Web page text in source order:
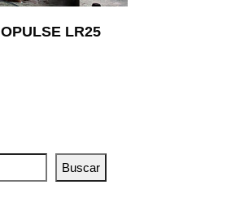
Buscar
LR25